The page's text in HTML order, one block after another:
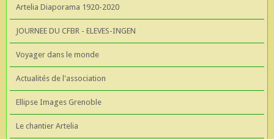
Artelia Diaporama 1920-2020
JOURNEE DU CFBR - ELEVES-INGEN
Voyager dans le monde
Actualités de l'association
Ellipse Images Grenoble
Le chantier Artelia